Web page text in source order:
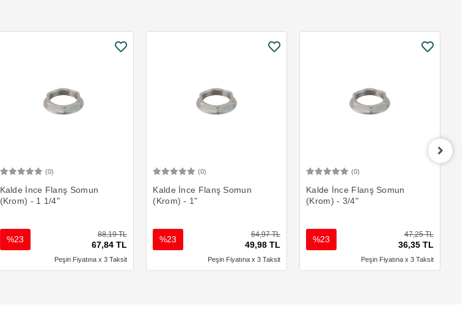
(0)
Kalde İnce Flanş Somun
(Krom) - 1 1/4"
88,19 TL
67,84 TL
%23
Peşin Fiyatına x 3 Taksit
(0)
Kalde İnce Flanş Somun
(Krom) - 1"
64,97 TL
49,98 TL
%23
Peşin Fiyatına x 3 Taksit
(0)
Kalde İnce Flanş Somun
(Krom) - 3/4"
47,25 TL
36,35 TL
%23
Peşin Fiyatına x 3 Taksit